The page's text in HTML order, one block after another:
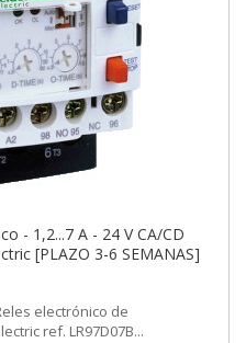
- 1,2...7 A - 24 V CA/CD
[PLAZO 3-6 SEMANAS]
electrónico de
ref. LR97D07B...